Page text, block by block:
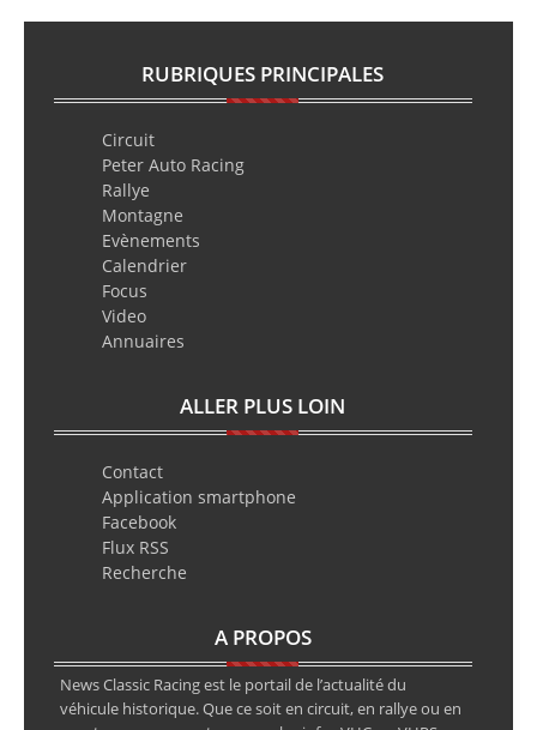
RUBRIQUES PRINCIPALES
Circuit
Peter Auto Racing
Rallye
Montagne
Evènements
Calendrier
Focus
Video
Annuaires
ALLER PLUS LOIN
Contact
Application smartphone
Facebook
Flux RSS
Recherche
A PROPOS
News Classic Racing est le portail de l’actualité du
véhicule historique. Que ce soit en circuit, en rallye ou en